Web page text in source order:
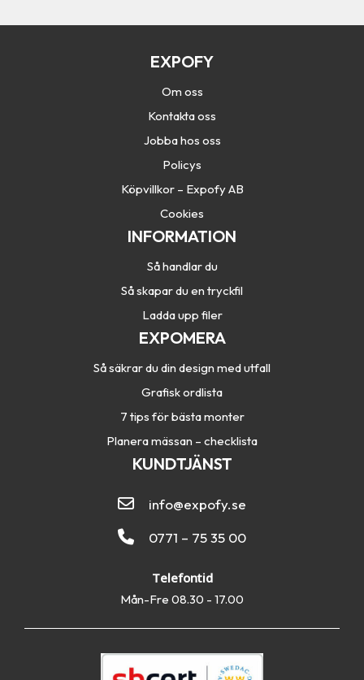
EXPOFY
Om oss
Kontakta oss
Jobba hos oss
Policys
Köpvillkor – Expofy AB
Cookies
INFORMATION
Så handlar du
Så skapar du en tryckfil
Ladda upp filer
EXPOMERA
Så säkrar du din design med utfall
Grafisk ordlista
7 tips för bästa monter
Planera mässan – checklista
KUNDTJÄNST
info@expofy.se
0771 – 75 35 00
Telefontid
Mån-Fre 08.30 - 17.00